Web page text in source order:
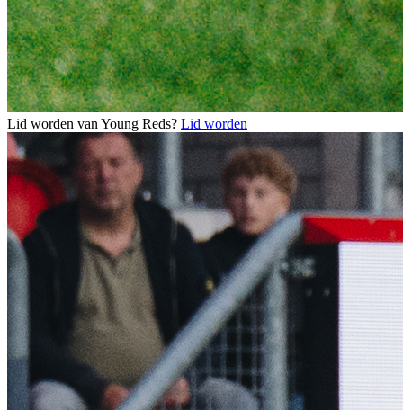
Lid worden van Young Reds? Lid worden